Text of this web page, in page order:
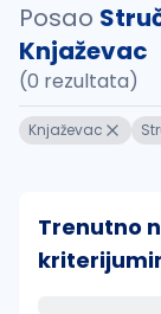
Posao
Knjaževac
(0 rezultata)
Knjaževac
Trenutno